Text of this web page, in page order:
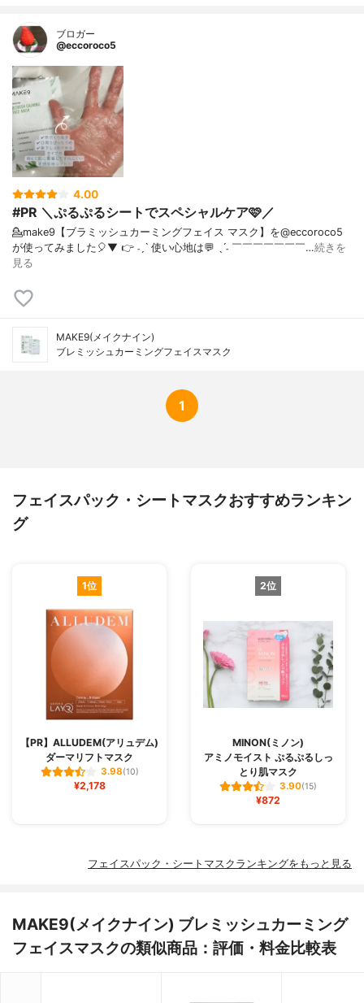
ブロガー
@eccoroco5
4.00
#PR ＼ぷるぷるシートでスペシャルケア🩷／
💁make9【ブラミッシュカーミングフェイス マスク】を@eccoroco5
が使ってみました🎈⁡▼⁡⁡⁡ 👉 ˗ˏˋ 使い心地は💬 ˎˊ˗ ￣￣￣￣￣￣￣…続きを
見る
MAKE9(メイクナイン)
ブレミッシュカーミングフェイスマスク
1
フェイスパック・シートマスクおすすめランキン
グ
1位
【PR】ALLUDEM(アリュデム)
ダーマリフトマスク
3.98(10)
¥2,178
2位
MINON(ミノン)
アミノモイスト ぷるぷるしっ
とり肌マスク
3.90(15)
¥872
フェイスパック・シートマスクランキングをもっと見る
MAKE9(メイクナイン) ブレミッシュカーミング
フェイスマスクの類似商品：評価・料金比較表